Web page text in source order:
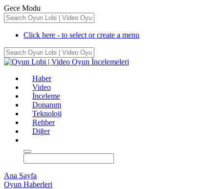
Gece Modu
Click here - to select or create a menu
Haber
Video
İnceleme
Donanım
Teknoloji
Rehber
Diğer
Ana Sayfa
Oyun Haberleri